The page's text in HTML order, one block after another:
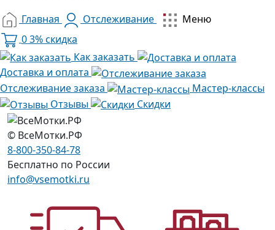
Главная
Отслеживание
Меню
03% скидка
Как заказать
Доставка и оплата
Отслеживание заказа
Мастер-классы
Отзывы
Скидки
© ВсеМотки.РФ
8-800-350-84-78
Бесплатно по России
info@vsemotki.ru